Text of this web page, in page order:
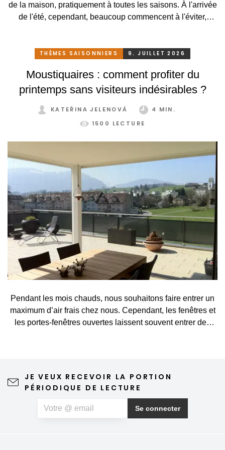
de la maison, pratiquement à toutes les saisons. À l'arrivée
de l'été, cependant, beaucoup commencent à l'éviter,
qu'en un lieu agréable de détente. C'est pourtant
de protection solaire adapté, pratique et astucieux, vous
pouvez profiter de votre jardin d'hiver confortablement et
THÈMES SAISONNIERS 9. JUILLET 2026
Moustiquaires : comment profiter du
printemps sans visiteurs indésirables ?
KATEŘINA JELENOVÁ
4 MIN.
1500 LECTURE
Pendant les mois chauds, nous souhaitons faire entrer un
maximum d’air frais chez nous. Cependant, les fenêtres et
les portes-fenêtres ouvertes laissent souvent entrer des
du printemps et de l’été. Une moustiquaire de qualité
maison, ne nécessite qu'un entretien minimal et peut
même contribuer à un sommeil plus paisible. Si, outre les
JE VEUX RECEVOIR LA PORTION
PÉRIODIQUE DE LECTURE
Se connecter